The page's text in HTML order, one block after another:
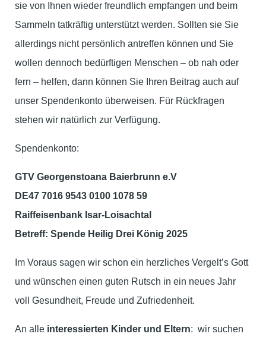
sie von Ihnen wieder freundlich empfangen und beim
Sammeln tatkräftig unterstützt werden. Sollten sie Sie
allerdings nicht persönlich antreffen können und Sie
wollen dennoch bedürftigen Menschen – ob nah oder
fern – helfen, dann können Sie Ihren Beitrag auch auf
unser Spendenkonto überweisen. Für Rückfragen
stehen wir natürlich zur Verfügung.
Spendenkonto:
GTV Georgenstoana Baierbrunn e.V
DE47 7016 9543 0100 1078 59
Raiffeisenbank Isar-Loisachtal
Betreff: Spende Heilig Drei König 2025
Im Voraus sagen wir schon ein herzliches Vergelt’s Gott
und wünschen einen guten Rutsch in ein neues Jahr
voll Gesundheit, Freude und Zufriedenheit.
An alle interessierten Kinder und Eltern: wir suchen